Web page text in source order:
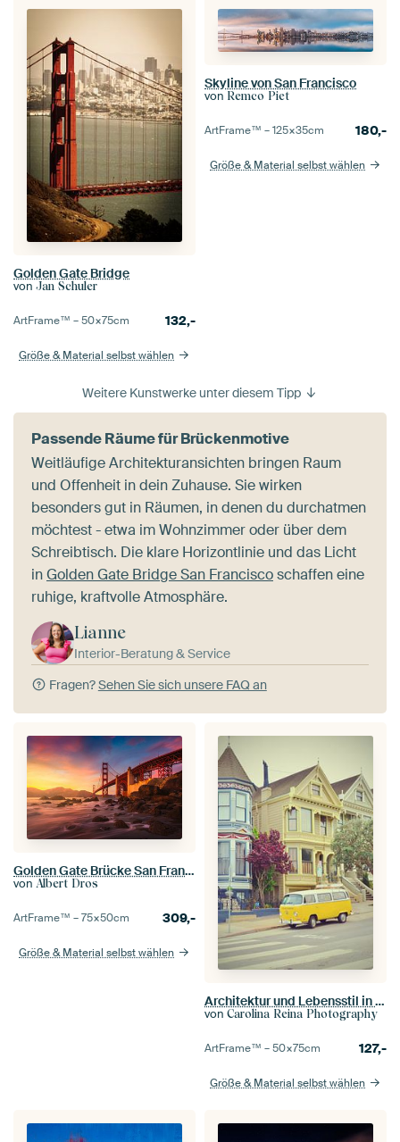
Golden Gate Bridge
von Jan Schuler
ArtFrame™ –50×75cm 132,-
Größe & Material selbst wählen
Skyline von San Francisco
von Remco Piet
ArtFrame™ –125×35cm 180,-
Größe & Material selbst wählen
Weitere Kunstwerke unter diesem Tipp
Passende Räume für Brückenmotive
Weitläufige Architekturansichten bringen Raum
und Offenheit in dein Zuhause. Sie wirken
besonders gut in Räumen, in denen du durchatmen
möchtest - etwa im Wohnzimmer oder über dem
Schreibtisch. Die klare Horizontlinie und das Licht
inGolden Gate Bridge San Franciscoschaffen eine
ruhige, kraftvolle Atmosphäre.
Lianne
Interior-Beratung & Service
Fragen?Sehen Sie sich unsere FAQ an
Golden Gate Brücke San Francisco
von Albert Dros
ArtFrame™ –75×50cm 309,-
Größe & Material selbst wählen
Architektur und Lebensstil in San Francisco
von Carolina Reina Photography
ArtFrame™ –50×75cm 127,-
Größe & Material selbst wählen